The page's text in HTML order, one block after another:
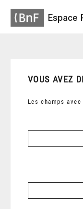
Espace
VOUS AVEZ
Les champs